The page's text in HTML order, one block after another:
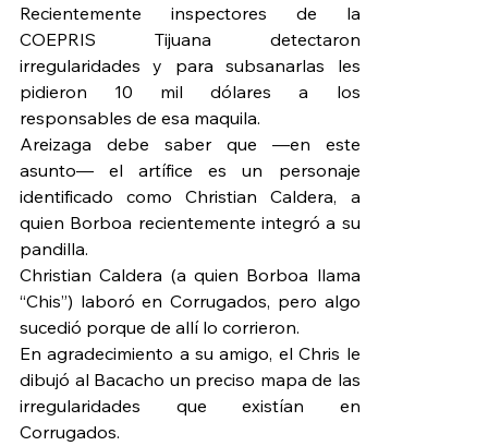
Recientemente inspectores de la
COEPRIS Tijuana detectaron
irregularidades y para subsanarlas les
pidieron 10 mil dólares a los
responsables de esa maquila.
Areizaga debe saber que —en este
asunto— el artífice es un personaje
identificado como Christian Caldera, a
quien Borboa recientemente integró a su
pandilla.
Christian Caldera (a quien Borboa llama
“Chis”) laboró en Corrugados, pero algo
sucedió porque de allí lo corrieron.
En agradecimiento a su amigo, el Chris le
dibujó al Bacacho un preciso mapa de las
irregularidades que existían en
Corrugados.